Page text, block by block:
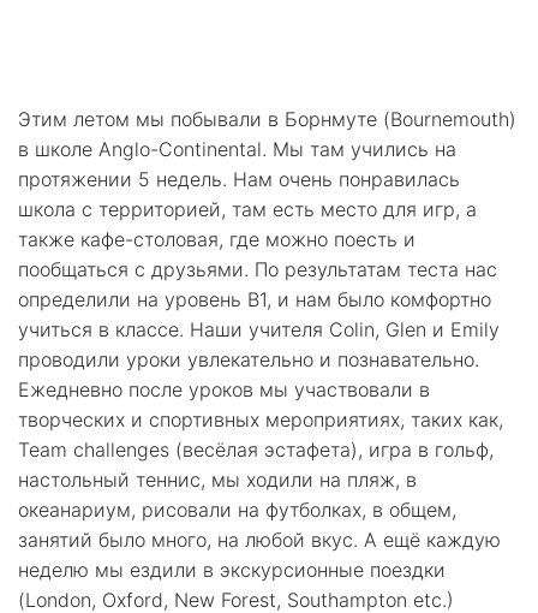
Этим летом мы побывали в Борнмуте (Bournemouth)
в школе Anglo-Continental. Мы там учились на
протяжении 5 недель. Нам очень понравилась
школа с территорией, там есть место для игр, а
также кафе-столовая, где можно поесть и
пообщаться с друзьями. По результатам теста нас
определили на уровень B1, и нам было комфортно
учиться в классе. Наши учителя Colin, Glen и Emily
проводили уроки увлекательно и познавательно.
Ежедневно после уроков мы участвовали в
творческих и спортивных мероприятиях, таких как,
Team challenges (весёлая эстафета), игра в гольф,
настольный теннис, мы ходили на пляж, в
океанариум, рисовали на футболках, в общем,
занятий было много, на любой вкус. А ещё каждую
неделю мы ездили в экскурсионные поездки
(London, Oxford, New Forest, Southampton etc.)